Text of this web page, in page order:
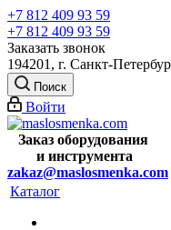
+7 812 409 93 59
+7 812 409 93 59
Заказать звонок
194201, г. Санкт-
Поиск
Войти
Заказ оборудования
и инструмента
zakaz@maslosmenka.com
Каталог